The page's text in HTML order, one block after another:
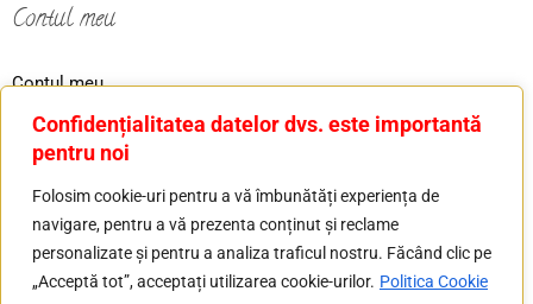
Confidențialitatea datelor dvs. este importantă
pentru noi
Folosim cookie-uri pentru a vă îmbunătăți experiența de
navigare, pentru a vă prezenta conținut și reclame
personalizate și pentru a analiza traficul nostru. Făcând clic pe
„Acceptă tot”, acceptați utilizarea cookie-urilor. Politica Cookie
Contul meu
Contul meu
Ordin
Mail: basilver.gold@gmail.com